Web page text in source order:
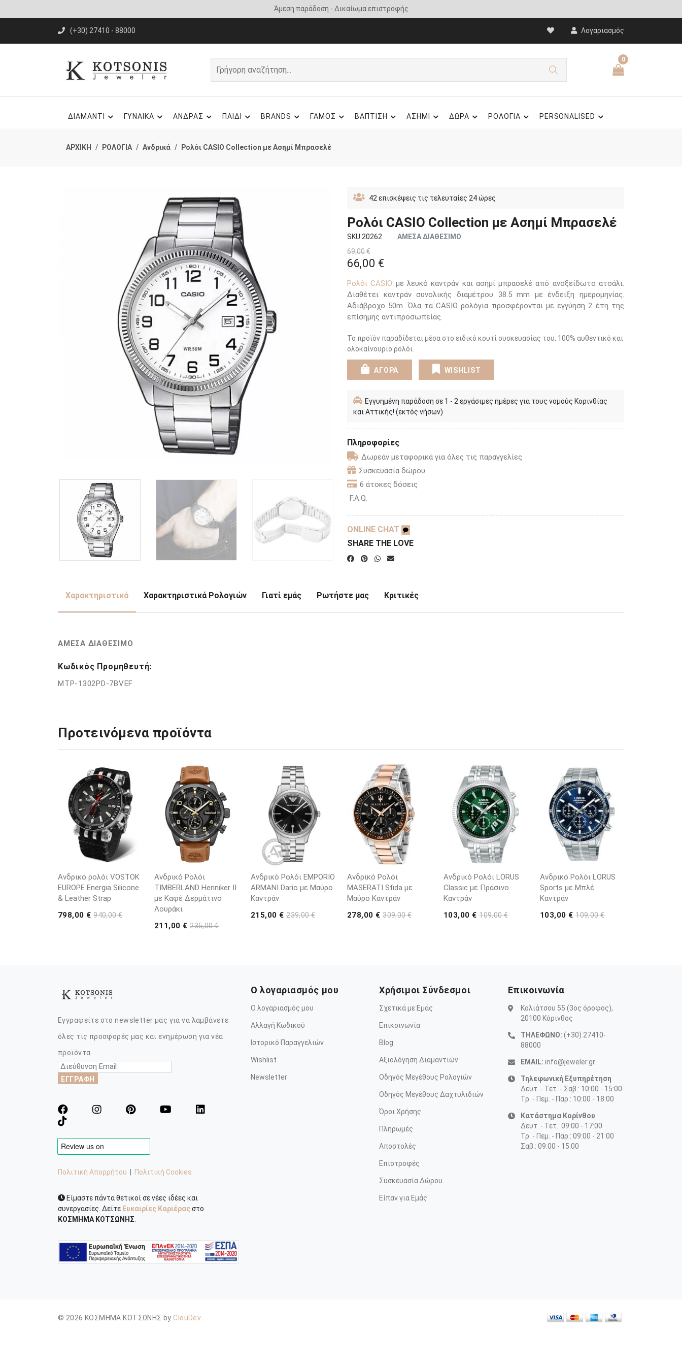
Άμεση παράδοση - Δικαίωμα επιστροφής
(+30) 27410 - 88000 Λογαριασμός
0
ΔΙΑΜΑΝΤΙ ΓΥΝΑΙΚΑ ΑΝΔΡΑΣ ΠΑΙΔΙ BRANDS ΓΑΜΟΣ ΒΑΠΤΙΣΗ ΑΣΗΜΙ ΔΩΡΑ ΡΟΛΟΓΙΑ PERSONALISED
ΑΡΧΙΚΗ ΡΟΛΟΓΙΑ Ανδρικά Ρολόι CASIO Collection με Ασημί Μπρασελέ
42 επισκέψεις τις τελευταίες 24 ώρες
Ρολόι CASIO Collection με Ασημί Μπρασελέ
SKU 20262
ΑΜΕΣΑ ΔΙΑΘΕΣΙΜΟ
69,00 €
66,00 €
Ρολόι CASIO με λευκό καντράν και ασημί μπρασελέ από ανοξείδωτο ατσάλι.
Διαθέτει καντράν συνολικής διαμέτρου 38.5 mm με ένδειξη ημερομηνίας.
Αδιάβροχο 50m. Όλα τα CASIO ρολόγια προσφέρονται με εγγύηση 2 έτη της
επίσημης αντιπροσωπείας.
Το προϊόν παραδίδεται μέσα στο ειδικό κουτί συσκευασίας του, 100% αυθεντικό και
ολοκαίνουριο ρολόι.
ΑΓΟΡΑ WISHLIST
Εγγυημένη παράδοση σε 1 - 2 εργάσιμες ημέρες για τους νομούς Κορινθίας
και Αττικής! (εκτός νήσων)
Πληροφορίες
Δωρεάν μεταφορικά για όλες τις παραγγελίες
Συσκευασία δώρου
6 άτοκες δόσεις
F.A.Q.
ONLINE CHAT
SHARE THE LOVE
Χαρακτηριστικά Χαρακτηριστικά Ρολογιών Γιατί εμάς Ρωτήστε μας Κριτικές
ΑΜΕΣΑ ΔΙΑΘΕΣΙΜΟ
Κωδικός Προμηθευτή:
MTP-1302PD-7BVEF
Προτεινόμενα προϊόντα
Ανδρικό ρολόι VOSTOK
EUROPE Energia Silicone
& Leather Strap
798,00 €940,00 €
Ανδρικό Ρολόι
TIMBERLAND Henniker II
με Καφέ Δερμάτινο
Λουράκι
211,00 €235,00 €
Ανδρικό Ρολόι EMPORIO
ARΜΑΝΙ Dario με Μαύρο
Καντράν
215,00 €239,00 €
Ανδρικό Ρολόι
MASERATI Sfida με
Μαύρο Καντράν
278,00 €309,00 €
Ανδρικό Ρολόι LORUS
Classic με Πράσινο
Καντράν
103,00 €109,00 €
Ανδρικό Ρολόι LORUS
Sports με Μπλέ
Καντράν
103,00 €109,00 €
Εγγραφείτε στο newsletter μας για να λαμβάνετε
όλες τις προσφορές μας και ενημέρωση για νέα
προϊόντα.
ΕΓΓΡΑΦΗ
Πολιτική Απορρήτου Πολιτική Cookies
Είμαστε πάντα θετικοί σε νέες ιδέες και
συνεργασίες. Δείτε Ευκαιρίες Καριέραςστο
ΚΟΣΜΗΜΑ ΚΟΤΣΩΝΗΣ
Ο λογαριασμός μου
Ο λογαριασμός μου
Αλλαγή Κωδικού
Ιστορικό Παραγγελιών
Wishlist
Newsletter
Χρήσιμοι Σύνδεσμοι
Σχετικά με Εμάς
Επικοινωνία
Blog
Αξιολόγηση Διαμαντιών
Οδηγός Μεγέθους Ρολογιών
Οδηγός Μεγέθους Δαχτυλιδιών
Όροι Χρήσης
Πληρωμές
Αποστολές
Επιστροφές
Συσκευασία Δώρου
Είπαν για Εμάς
Επικοινωνία
Κολιάτσου 55 (3ος όροφος),
20100 Κόρινθος
ΤΗΛΕΦΩΝΟ: (+30) 27410-
88000
EMAIL: info@jeweler.gr
Τηλεφωνική Εξυπηρέτηση
Δευτ. - Τετ. - Σαβ.: 10:00 - 15:00
Τρ. - Πεμ. - Παρ.: 10:00 - 18:00
Κατάστημα Κορίνθου
Δευτ. - Τετ.: 09:00 - 17:00
Τρ. - Πεμ. - Παρ.: 09:00 - 21:00
Σαβ.: 09:00 - 15:00
© 2026 ΚΟΣΜΗΜΑ ΚΟΤΣΩΝΗΣ by ClouDev